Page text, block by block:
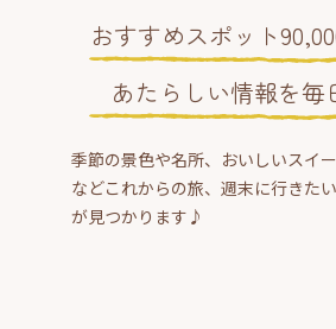
おすすめスポット
あたらしい情報を毎
季節の景色や名所、おいしいスイ
などこれからの旅、週末に行きた
が見つかります♪